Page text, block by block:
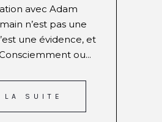
avec Adam
n’est pas une
une évidence, et
ou...
LA SUITE